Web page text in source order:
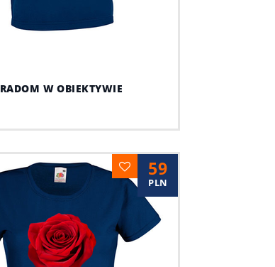
RADOM W OBIEKTYWIE
59
PLN